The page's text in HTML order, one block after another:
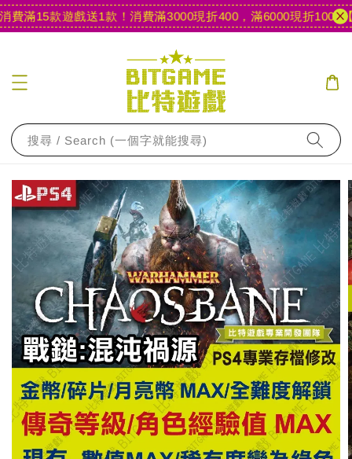
滿15款遊戲送1款！ 消費滿3000現折400，滿6000現折1000【
搜尋 / Search (一個字就能搜尋)